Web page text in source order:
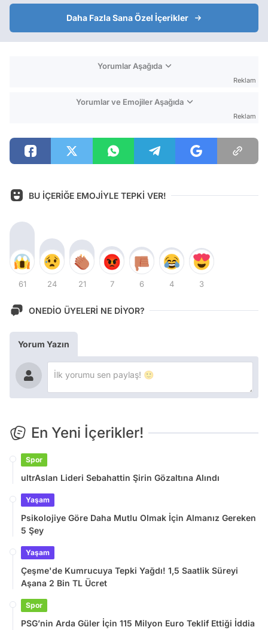
Daha Fazla Sana Özel İçerikler
Yorumlar Aşağıda
Reklam
Yorumlar ve Emojiler Aşağıda
Reklam
BU İÇERİĞE EMOJİYLE TEPKİ VER!
61 24 21 7 6 4 3
ONEDİO ÜYELERİ NE DİYOR?
Yorum Yazın
En Yeni İçerikler!
Spor
ultrAslan Lideri Sebahattin Şirin Gözaltına Alındı
Yaşam
Psikolojiye Göre Daha Mutlu Olmak İçin Almanız Gereken
5 Şey
Yaşam
Çeşme'de Kumrucuya Tepki Yağdı! 1,5 Saatlik Süreyi
Aşana 2 Bin TL Ücret
Spor
PSG’nin Arda Güler İçin 115 Milyon Euro Teklif Ettiği İddia